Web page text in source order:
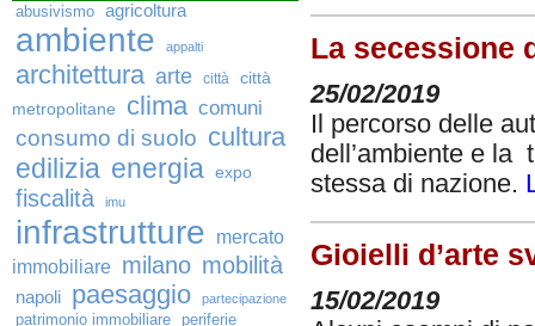
abusivismo agricoltura
ambiente appalti
architettura arte città
città
metropolitane
clima comuni
consumo di suolo cultura
edilizia energia expo
fiscalità imu
infrastrutture
mercato
immobiliare milano mobilità
napoli paesaggio partecipazione
patrimonio immobiliare periferie
La secessione
25/02/2019
Il percorso delle
dell’ambiente e la
stessa di nazione.
Gioielli d’arte
15/02/2019